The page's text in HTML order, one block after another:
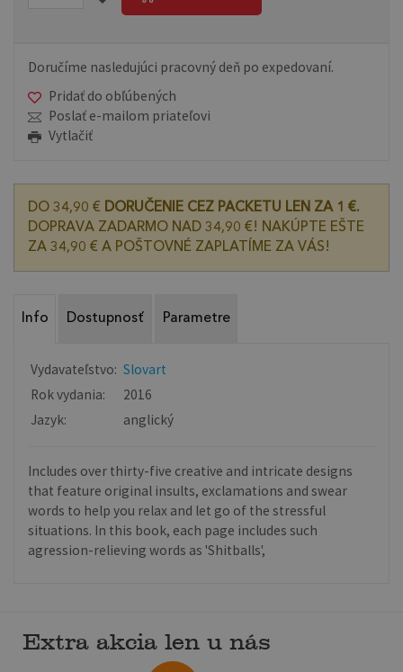
Doručíme nasledujúci pracovný deň po expedovaní.
Pridať do obľúbených
Poslať e-mailom priateľovi
Vytlačiť
DO 34,90 € DORUČENIE CEZ PACKETU LEN ZA 1 €.
DOPRAVA ZADARMO NAD 34,90 €! NAKÚPTE EŠTE
ZA 34,90 € A POŠTOVNÉ ZAPLATÍME ZA VÁS!
Info Dostupnosť Parametre
Vydavateľstvo: Slovart
Rok vydania:
2016
Jazyk:
anglický
Includes over thirty-five creative and intricate designs
that feature original insults, exclamations and swear
words to help you relax and let go of the stressful
situations. In this book, each page includes such
agression-relieving words as 'Shitballs',
Extra akcia len u nás